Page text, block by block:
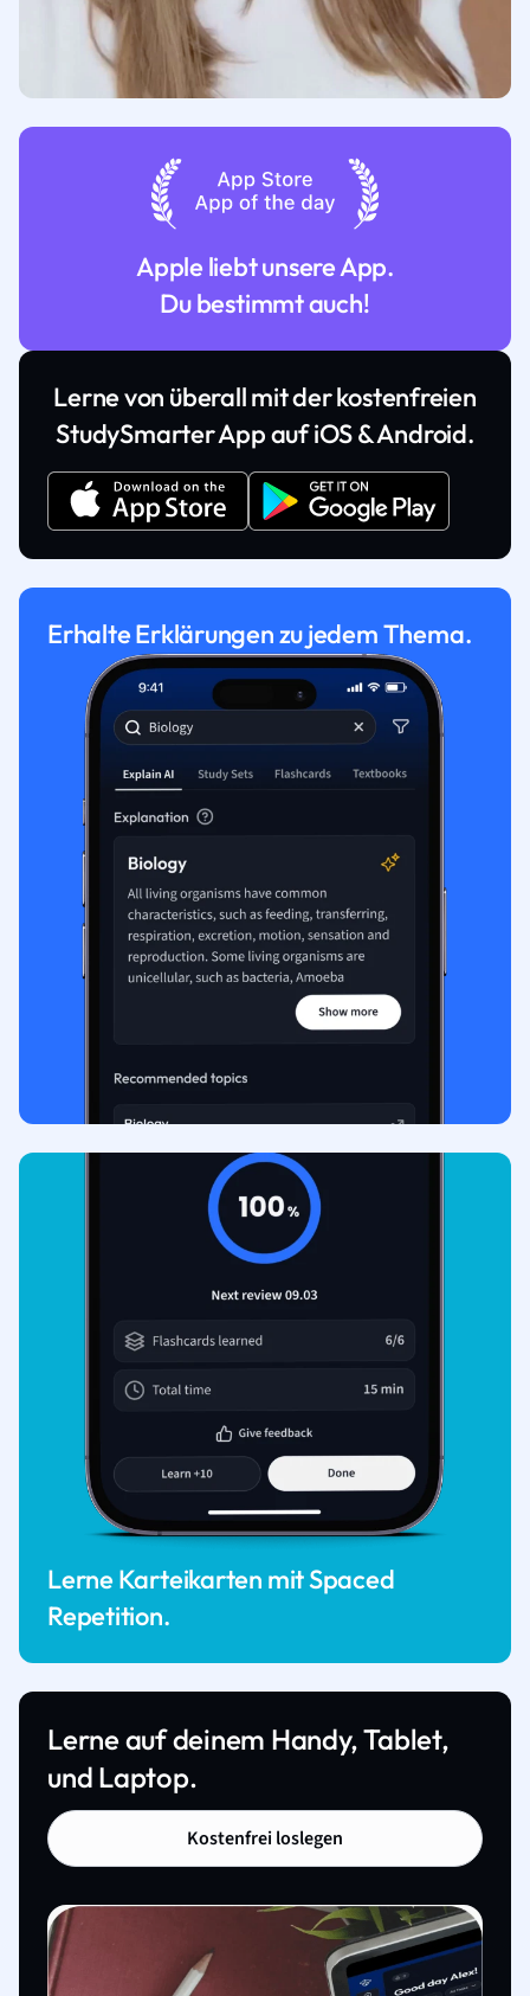
Apple liebt unsere App.
Du bestimmt auch!
Lerne von überall mit der kostenfreien
StudySmarter App auf iOS & Android.
Erhalte Erklärungen zu jedem Thema.
Lerne Karteikarten mit Spaced
Repetition.
Lerne auf deinem Handy, Tablet,
und Laptop.
Kostenfrei loslegen